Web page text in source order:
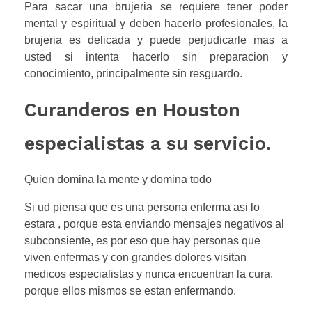
Para sacar una brujeria se requiere tener poder
mental y espiritual y deben hacerlo profesionales, la
brujeria es delicada y puede perjudicarle mas a
usted si intenta hacerlo sin preparacion y
conocimiento, principalmente sin resguardo.
Curanderos en Houston
especialistas a su servicio.
Quien domina la mente y domina todo
Si ud piensa que es una persona enferma asi lo
estara , porque esta enviando mensajes negativos al
subconsiente, es por eso que hay personas que
viven enfermas y con grandes dolores visitan
medicos especialistas y nunca encuentran la cura,
porque ellos mismos se estan enfermando.